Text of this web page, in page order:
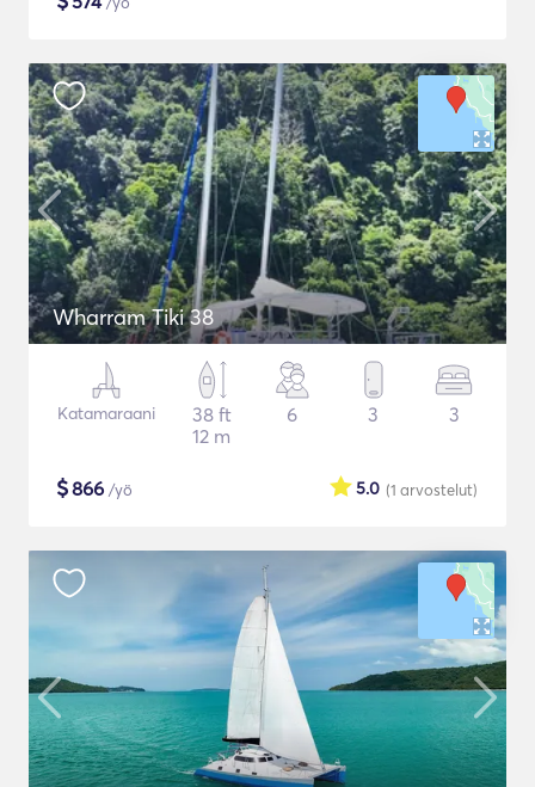
Wharram Tiki 38
Katamaraani
38 ft
12 m
6 3 3
$866 /yö (1 arvostelut)
5.0